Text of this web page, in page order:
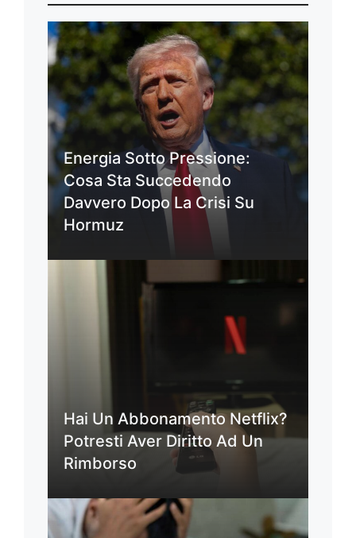
Energia Sotto Pressione:
Cosa Sta Succedendo
Davvero Dopo La Crisi Su
Hormuz
Hai Un Abbonamento Netflix?
Potresti Aver Diritto Ad Un
Rimborso